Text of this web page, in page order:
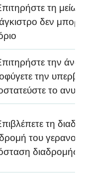
τη
δεν
την
την
το
τη
του
διαδρομής.